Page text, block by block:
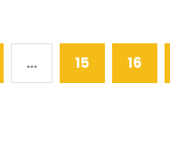
... 15 16